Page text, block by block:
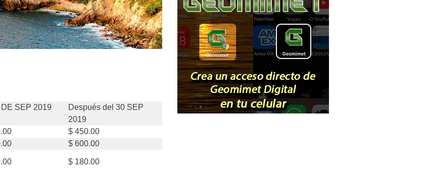
DE SEP 2019
Después del 30 SEP
2019
$ 450.00
$ 600.00
$ 180.00